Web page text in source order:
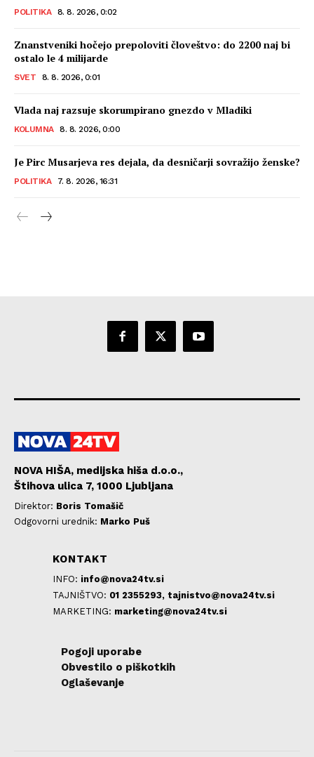
POLITIKA 8. 8. 2026, 0:02
Znanstveniki hočejo prepoloviti človeštvo: do 2200 naj bi
ostalo le 4 milijarde
SVET 8. 8. 2026, 0:01
Vlada naj razsuje skorumpirano gnezdo v Mladiki
KOLUMNA 8. 8. 2026, 0:00
Je Pirc Musarjeva res dejala, da desničarji sovražijo ženske?
POLITIKA 7. 8. 2026, 16:31
NOVA HIŠA, medijska hiša d.o.o.,
Štihova ulica 7, 1000 Ljubljana
Direktor: Boris Tomašič
Odgovorni urednik: Marko Puš
KONTAKT
INFO: info@nova24tv.si
TAJNIŠTVO: 01 2355293, tajnistvo@nova24tv.si
MARKETING: marketing@nova24tv.si
Pogoji uporabe
Obvestilo o piškotkih
Oglaševanje